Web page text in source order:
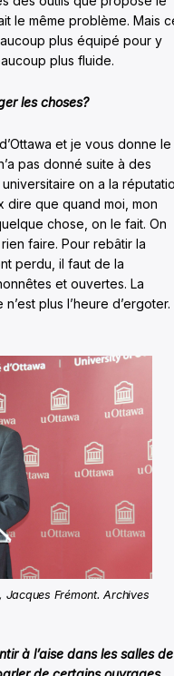
le même problème. Mais
plus équipé pour y
plus fluide.
les choses?
et je vous donne le
pas donné suite à des
universitaire on a la
dire que quand moi, mon
chose, on le fait. On
faire. Pour rebâtir la
perdu, il faut de la
et ouvertes. La
plus l’heure d’ergoter.
Jacques Frémont. Archives
à l’aise dans les salles de